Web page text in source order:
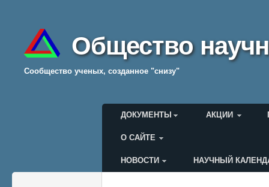
Общество
Cообщество ученых, созданное "снизу"
Главное меню
ДОКУМЕНТЫ АКЦИИ
О САЙТЕ
Меню пользователя
НОВОСТИ НАУЧНЫЙ